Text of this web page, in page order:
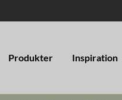
Produkter Inspiration